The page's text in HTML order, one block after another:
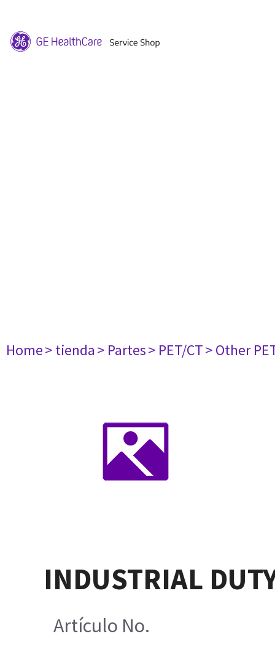
Home> tienda> Partes> PET/CT> Other
INDUSTRIAL
Artículo No.